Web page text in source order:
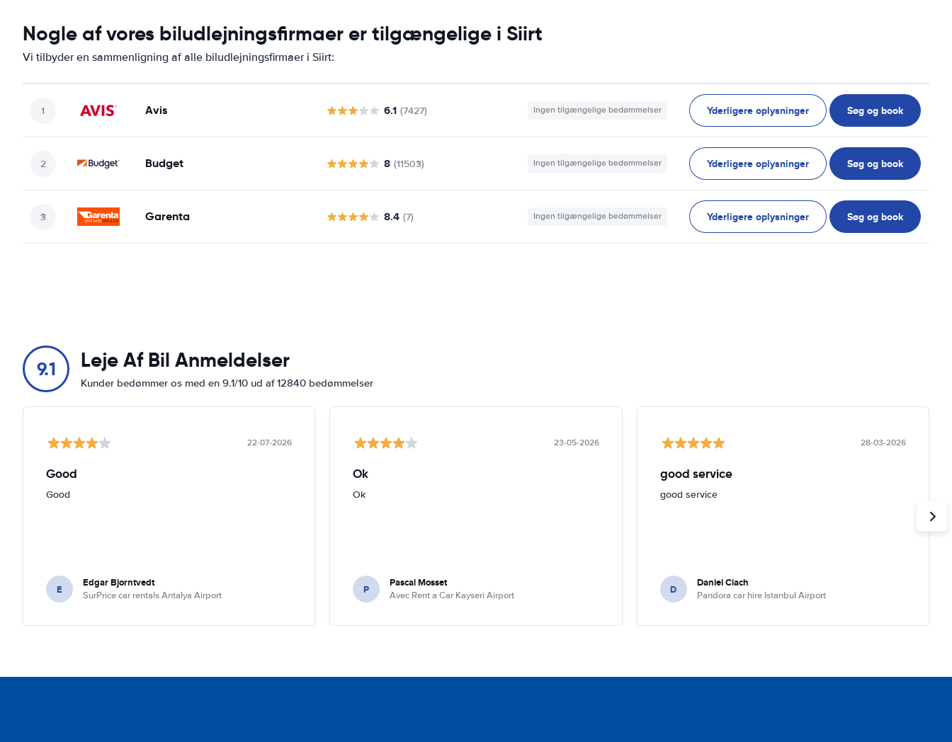
Nogle af vores biludlejningsfirmaer er tilgængelige i Siirt
Vi tilbyder en sammenligning af alle biludlejningsfirmaer i Siirt:
Avis 6.1 (7427) Ingen tilgængelige bedømmelser Yderligere oplysninger Søg og book
Budget 8 (11503) Ingen tilgængelige bedømmelser Yderligere oplysninger Søg og book
Garenta 8.4 (7) Ingen tilgængelige bedømmelser Yderligere oplysninger Søg og book
9.1 Leje Af Bil Anmeldelser
Kunder bedømmer os med en 9.1/10 ud af 12840 bedømmelser
22-07-2026
Good
Good
E Edgar Bjorntvedt
SurPrice car rentals Antalya Airport
23-05-2026
Ok
Ok
P Pascal Mosset
Avec Rent a Car Kayseri Airport
28-03-2026
good service
good service
D Daniel Ciach
Pandora car hire Istanbul Airport